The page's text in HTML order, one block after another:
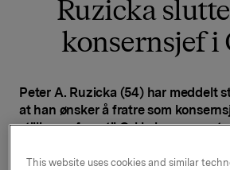
Ruzicka
konsernsjef i
Peter A. Ruzicka (54) har meddelt
at han ønsker å fratre som
stillingen frem til Orkla har
This website uses cookies and similar